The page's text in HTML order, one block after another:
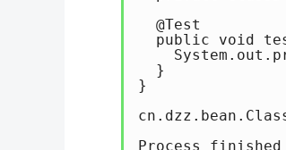
  @Test
public void
  }
}
Process